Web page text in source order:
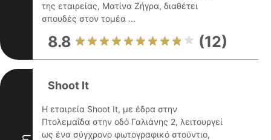
της εταιρείας, Ματίνα Ζήγρα, διαθέτει
σπουδές στον τομέα ...
8.8 (12)
Shoot It
Η εταιρεία Shoot It, με έδρα στην
Πτολεμαΐδα στην οδό Γαλιάνης 2, λειτουργεί
ως ένα σύγχρονο φωτογραφικό στούντιο,